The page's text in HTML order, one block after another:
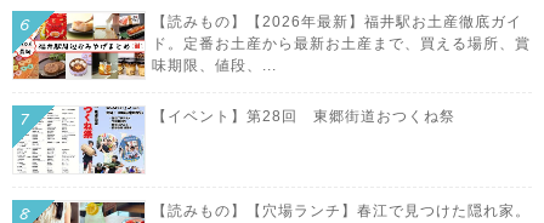
【読みもの】【2026年最新】福井駅お土産徹底ガイ
ド。定番お土産から最新お土産まで、買える場所、賞
味期限、値段、...
【イベント】第28回 東郷街道おつくね祭
【読みもの】【穴場ランチ】春江で見つけた隠れ家。